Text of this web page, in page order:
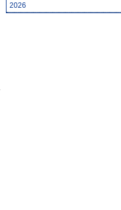
2026